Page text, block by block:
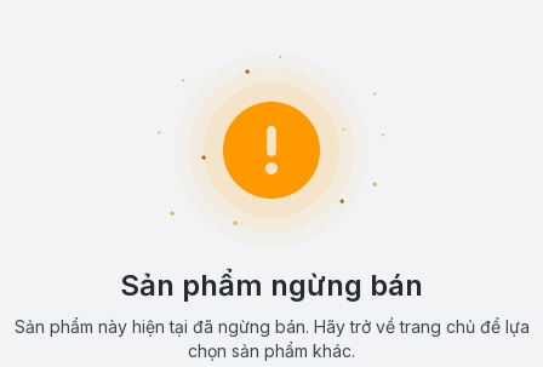
Sản phẩm ngừng bán
Sản phẩm này hiện tại đã ngừng bán. Hãy trở về trang chủ để lựa
chọn sản phẩm khác.